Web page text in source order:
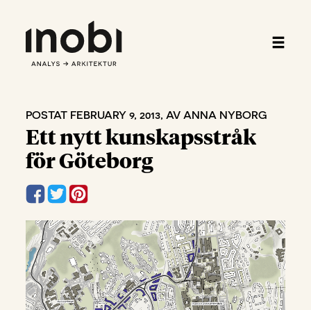
POSTAT FEBRUARY 9, 2013, AV ANNA NYBORG
Ett nytt kunskapsstråk
för Göteborg